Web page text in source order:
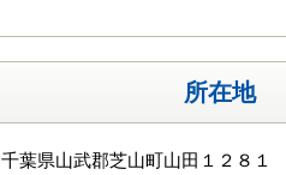
所在地
千葉県山武郡芝山町山田１２８１